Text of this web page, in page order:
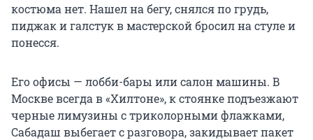
костюма нет. Нашел на бегу, снялся по грудь,
пиджак и галстук в мастерской бросил на стуле и
понесся.
Его офисы — лобби-бары или салон машины. В
Москве всегда в «Хилтоне», к стоянке подъезжают
черные лимузины с триколорными флажками,
Сабадаш выбегает с разговора, закидывает пакет